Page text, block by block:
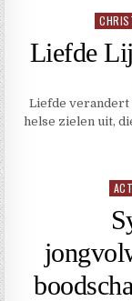
Liefde
Liefde verandert
helse zielen uit,